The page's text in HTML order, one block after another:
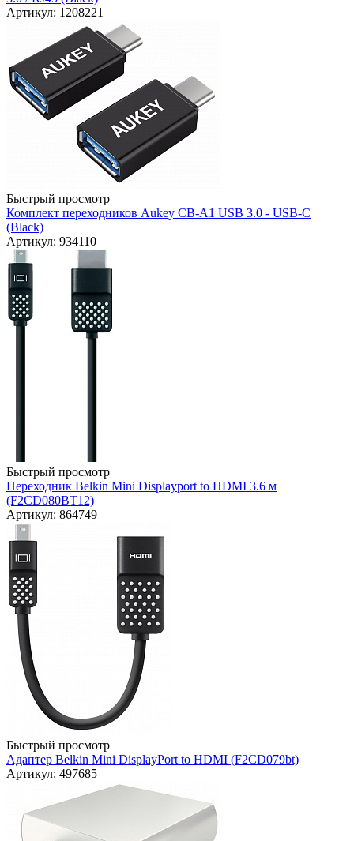
Артикул: 1208221
Быстрый просмотр
Комплект переходников Aukey CB-A1 USB 3.0 - USB-C
(Black)
Артикул: 934110
Быстрый просмотр
Переходник Belkin Mini Displayport to HDMI 3.6 м
(F2CD080BT12)
Артикул: 864749
Быстрый просмотр
Адаптер Belkin Mini DisplayPort to HDMI (F2CD079bt)
Артикул: 497685